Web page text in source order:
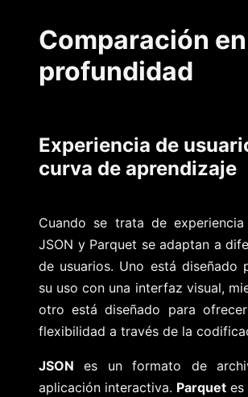
Comparación en
profundidad
Experiencia de
curva de aprendizaje
Cuando se trata de
JSON y Parquet se adaptan a
de usuarios. Uno está diseñado
su uso con una interfaz visual,
otro está diseñado para
flexibilidad a través de la
JSON es un formato de
aplicación interactiva. Parquet es